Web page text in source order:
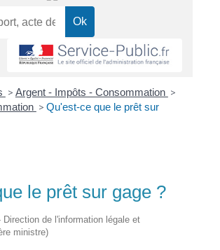
> Argent - Impôts - Consommation >
> Qu'est-ce que le prêt sur
le prêt sur gage ?
de l'information légale et
ministre)